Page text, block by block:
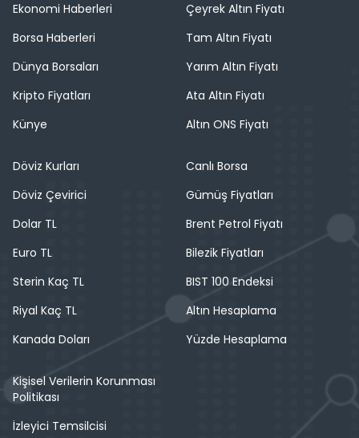
Ekonomi Haberleri
Borsa Haberleri
Dünya Borsaları
Kripto Fiyatları
Künye
Çeyrek Altın Fiyatı
Tam Altın Fiyatı
Yarım Altın Fiyatı
Ata Altın Fiyatı
Altın ONS Fiyatı
Döviz Kurları
Döviz Çevirici
Dolar TL
Euro TL
Sterin Kaç TL
Riyal Kaç TL
Kanada Doları
Canlı Borsa
Gümüş Fiyatları
Brent Petrol Fiyatı
Bilezik Fiyatları
BIST 100 Endeksi
Altın Hesaplama
Yüzde Hesaplama
Kişisel Verilerin Korunması
Politikası
İzleyici Temsilcisi